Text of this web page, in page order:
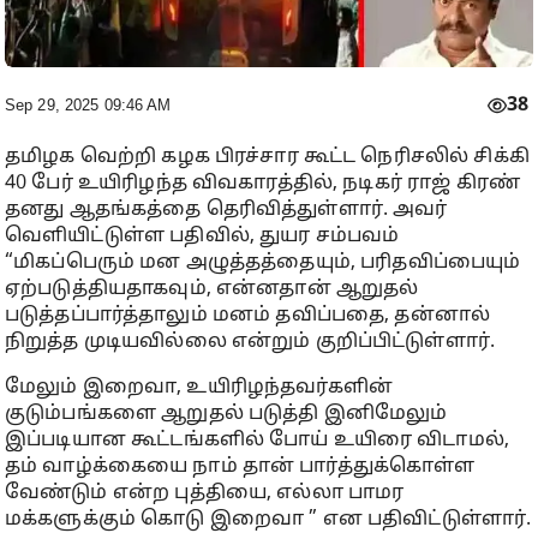
Sep 29, 2025 09:46 AM 38
தமிழக வெற்றி கழக பிரச்சார கூட்ட நெரிசலில் சிக்கி
40 பேர் உயிரிழந்த விவகாரத்தில், நடிகர் ராஜ் கிரண்
தனது ஆதங்கத்தை தெரிவித்துள்ளார். அவர்
வெளியிட்டுள்ள பதிவில், துயர சம்பவம்
“மிகப்பெரும் மன அழுத்தத்தையும், பரிதவிப்பையும்
ஏற்படுத்தியதாகவும், என்னதான் ஆறுதல்
படுத்தப்பார்த்தாலும் மனம் தவிப்பதை, தன்னால்
நிறுத்த முடியவில்லை என்றும் குறிப்பிட்டுள்ளார்.
மேலும் இறைவா, உயிரிழந்தவர்களின்
குடும்பங்களை ஆறுதல் படுத்தி இனிமேலும்
இப்படியான கூட்டங்களில் போய் உயிரை விடாமல்,
தம் வாழ்க்கையை நாம் தான் பார்த்துக்கொள்ள
வேண்டும் என்ற புத்தியை, எல்லா பாமர
மக்களுக்கும் கொடு இறைவா ” என பதிவிட்டுள்ளார்.